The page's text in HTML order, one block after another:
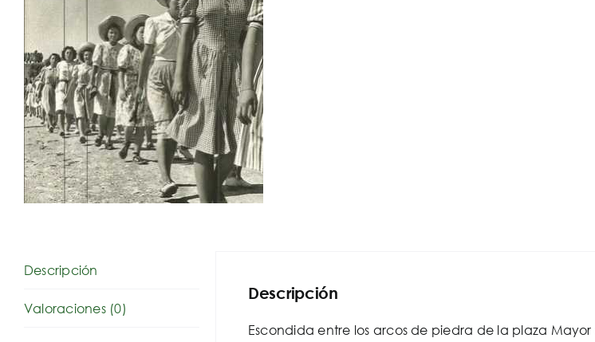
Descripción
Valoraciones (0)
Descripción
Escondida entre los arcos de piedra de la plaza